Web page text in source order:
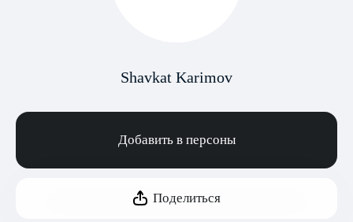
Shavkat Karimov
Добавить в персоны
Поделиться